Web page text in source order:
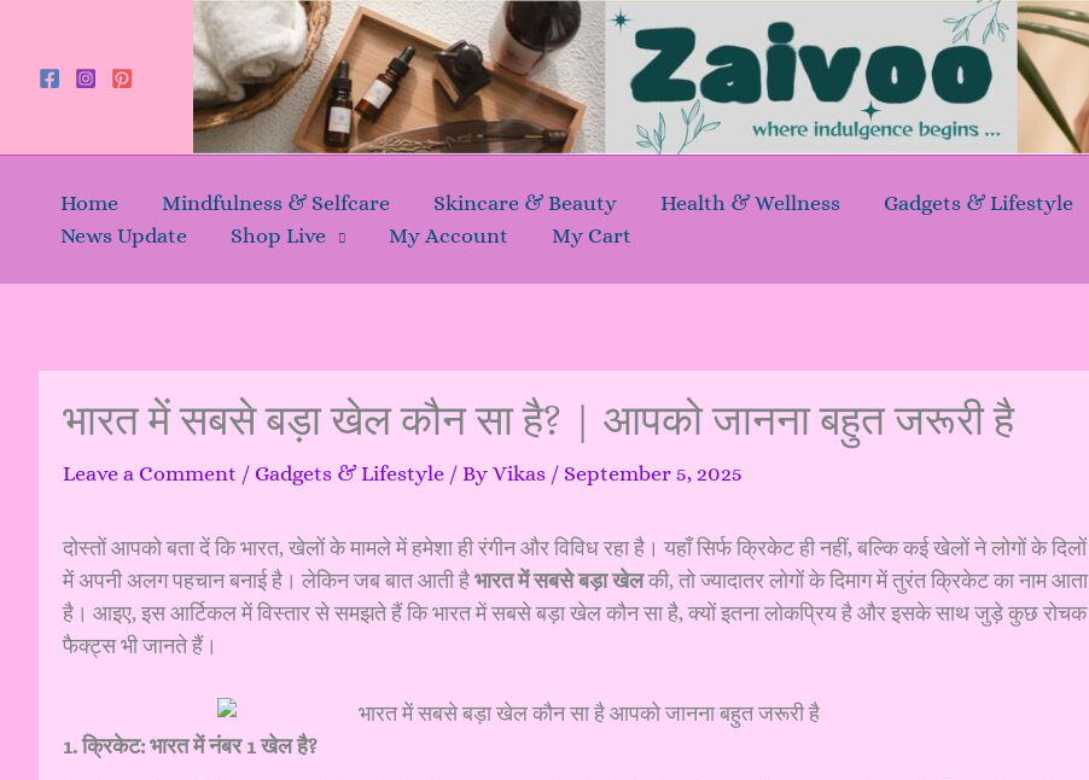
content
Home Mindfulness & Selfcare Skincare & Beauty Health & Wellness Gadgets & Lifestyle
News Update
Shop Live My Account My Cart
भारत में सबसे बड़ा खेल कौन सा है? | आपको जानना बहुत जरूरी है
Leave a Comment / Gadgets & Lifestyle / By Vikas / September 5, 2025
दोस्तों आपको बता दें कि भारत, खेलों के मामले में हमेशा ही रंगीन और विविध रहा है। यहाँ सिर्फ क्रिकेट ही नहीं, बल्कि कई खेलों ने लोगों के दिलों
में अपनी अलग पहचान बनाई है। लेकिन जब बात आती है भारत में सबसे बड़ा खेलकी, तो ज्यादातर लोगों के दिमाग में तुरंत क्रिकेट का नाम आता
है। आइए, इस आर्टिकल में विस्तार से समझते हैं कि भारत में सबसे बड़ा खेल कौन सा है, क्यों इतना लोकप्रिय है और इसके साथ जुड़े कुछ रोचक
फैक्ट्स भी जानते हैं।
1. क्रिकेट: भारत में नंबर 1 खेल है?